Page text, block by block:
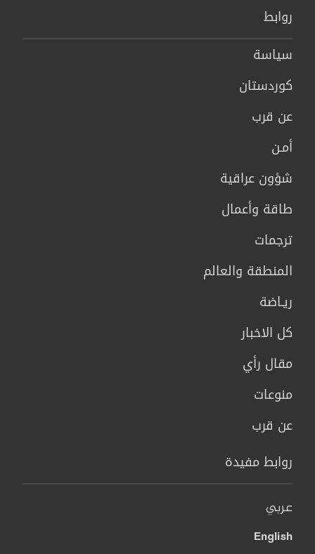
روابط
سیاسة
كوردستان
عن قرب
أمـن
شؤون عراقية
طاقة وأعمال
ترجمات
المنطقة والعالم
ريـاضة
كل الاخبار
مقال رأي
منوعات
عن قرب
روابط مفيدة
عربي
English